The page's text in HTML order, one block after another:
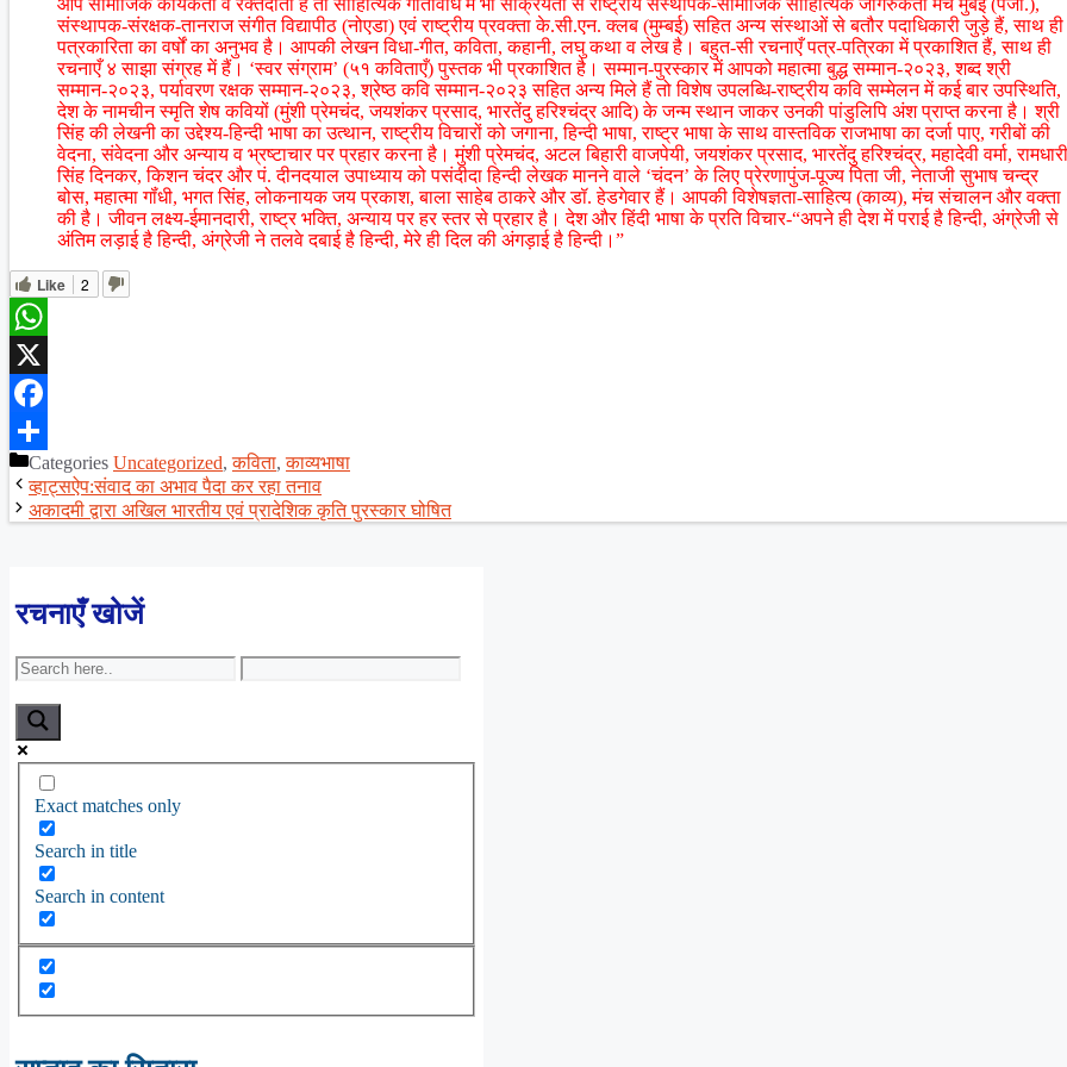
संस्थापक-संरक्षक-तानराज संगीत विद्यापीठ (नोएडा) एवं राष्ट्रीय प्रवक्ता के.सी.एन. क्लब (मुम्बई) सहित अन्य संस्थाओं से बतौर पदाधिकारी जुड़े हैं, साथ ही
पत्रकारिता का वर्षों का अनुभव है। आपकी लेखन विधा-गीत, कविता, कहानी, लघु कथा व लेख है। बहुत-सी रचनाएँ पत्र-पत्रिका में प्रकाशित हैं, साथ ही
रचनाएँ ४ साझा संग्रह में हैं। ‘स्वर संग्राम’ (५१ कविताएँ) पुस्तक भी प्रकाशित है। सम्मान-पुरस्कार में आपको महात्मा बुद्ध सम्मान-२०२३, शब्द श्री
सम्मान-२०२३, पर्यावरण रक्षक सम्मान-२०२३, श्रेष्ठ कवि सम्मान-२०२३ सहित अन्य मिले हैं तो विशेष उपलब्धि-राष्ट्रीय कवि सम्मेलन में कई बार उपस्थिति,
देश के नामचीन स्मृति शेष कवियों (मुंशी प्रेमचंद, जयशंकर प्रसाद, भारतेंदु हरिश्चंद्र आदि) के जन्म स्थान जाकर उनकी पांडुलिपि अंश प्राप्त करना है। श्री
सिंह की लेखनी का उद्देश्य-हिन्दी भाषा का उत्थान, राष्ट्रीय विचारों को जगाना, हिन्दी भाषा, राष्ट्र भाषा के साथ वास्तविक राजभाषा का दर्जा पाए, गरीबों की
वेदना, संवेदना और अन्याय व भ्रष्टाचार पर प्रहार करना है। मुंशी प्रेमचंद, अटल बिहारी वाजपेयी, जयशंकर प्रसाद, भारतेंदु हरिश्चंद्र, महादेवी वर्मा, रामधारी
सिंह दिनकर, किशन चंदर और पं. दीनदयाल उपाध्याय को पसंदीदा हिन्दी लेखक मानने वाले ‘चंदन’ के लिए प्रेरणापुंज-पूज्य पिता जी, नेताजी सुभाष चन्द्र
बोस, महात्मा गॉंधी, भगत सिंह, लोकनायक जय प्रकाश, बाला साहेब ठाकरे और डॉ. हेडगेवार हैं। आपकी विशेषज्ञता-साहित्य (काव्य), मंच संचालन और वक्ता
की है। जीवन लक्ष्य-ईमानदारी, राष्ट्र भक्ति, अन्याय पर हर स्तर से प्रहार है। देश और हिंदी भाषा के प्रति विचार-“अपने ही देश में पराई है हिन्दी, अंग्रेजी से
अंतिम लड़ाई है हिन्दी, अंग्रेजी ने तलवे दबाई है हिन्दी, मेरे ही दिल की अंगड़ाई है हिन्दी।”
Like 2
WhatsApp
X
Facebook
ShareCategories Uncategorized,कविता,काव्यभाषा
व्हाट्सऐप:संवाद का अभाव पैदा कर रहा तनाव
अकादमी द्वारा अखिल भारतीय एवं प्रादेशिक कृति पुरस्कार घोषित
रचनाएँ खोजें
Exact matches only
Search in title
Search in content